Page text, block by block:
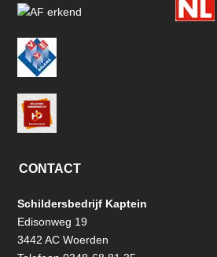
CONTACT
Schildersbedrijf Kaptein
Edisonweg 19
3442 AC Woerden